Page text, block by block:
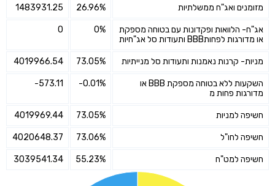
מזומנים ואג"ח ממשלתיות 26.96%
1483931.25
אג"ח- הלוואות ופקדונות עם בטוחה מספקת
או מדורגות לפחותBBB ותעודות סל אג"חיות
0%
0
מניות- קרנות נאמנות ותעודות סל מנייתיות 73.05%
4019966.54
השקעות ללא בטוחה מספקת BBB או
מדורגות פחות מ
-0.01%
-573.11
חשיפה למניות 73.05%
4019969.44
חשיפה לחו"ל 73.06%
4020648.37
חשיפה למט"ח 55.23%
3039541.34